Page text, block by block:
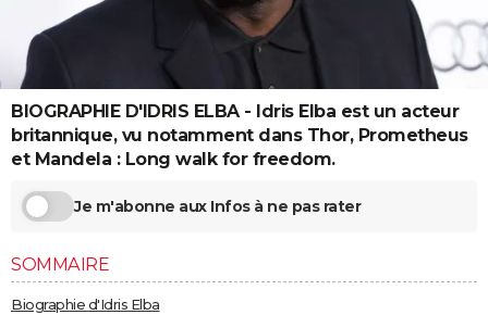
Destinations
City break
Voyage nature
Voyage de noces
Forum
PHOTO
GUIDES D'ACHAT
BONS PLANS
CARTE DE VOEUX
Carte de Noël
Carte Bonne année
Carte Saint-Valentin
Carte Pâques
Carte d'anniversaire
DICTIONNAIRE
BIOGRAPHIE D'IDRIS ELBA - Idris Elba est un acteur
britannique, vu notamment dans Thor, Prometheus
et Mandela : Long walk for freedom.
Je m'abonne aux Infos à ne pas rater
SOMMAIRE
Biographie d'Idris Elba